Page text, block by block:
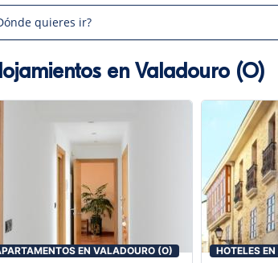
quieres ir?
en Valadouro (O)
EN VALADOURO (O) HOTELES